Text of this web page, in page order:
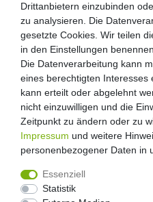
Drittanbietern einzubinden
zu analysieren. Die
gesetzte Cookies. Wir teilen
in den Einstellungen benennen.
Die Datenverarbeitung kann
eines berechtigten Interesses
kann erteilt oder abgelehnt
nicht einzuwilligen und die
Zeitpunkt zu ändern oder zu
Impressum und weitere
personenbezogener Daten in
Essenziell
Statistik